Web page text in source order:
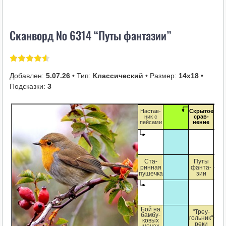
i
Сканворд № 6314 “Путы фантазии”
Добавлен: 5.07.26• Тип: Классический • Размер: 14х18•
Подсказки: 3
Настав-
ник с
пейсами
Скрытое
срав-
нение
Ста-
ринная
пушечка
Путы
фанта-
зии
Бой на
бамбу-
ковых
"Треу-
гольник"
реки